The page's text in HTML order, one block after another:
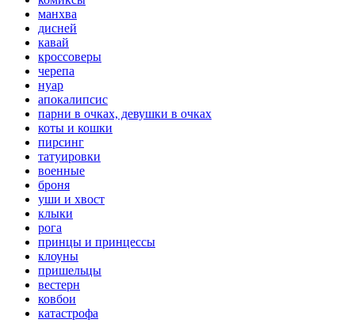
манхва
дисней
кавай
кроссоверы
черепа
нуар
апокалипсис
парни в очках, девушки в очках
коты и кошки
пирсинг
татуировки
военные
броня
уши и хвост
клыки
рога
принцы и принцессы
клоуны
пришельцы
вестерн
ковбои
катастрофа